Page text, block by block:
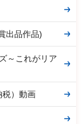
出品作品)
～これがリア
税）動画